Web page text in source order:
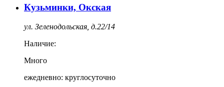
Кузьминки, Окская
ул. Зеленодольская, д.22/14
Наличие:
Много
ежедневно: круглосуточно